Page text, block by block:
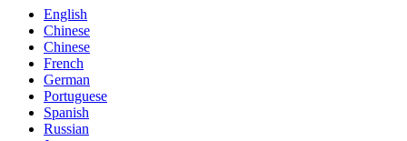
English
Chinese
Chinese
French
German
Portuguese
Spanish
Russian